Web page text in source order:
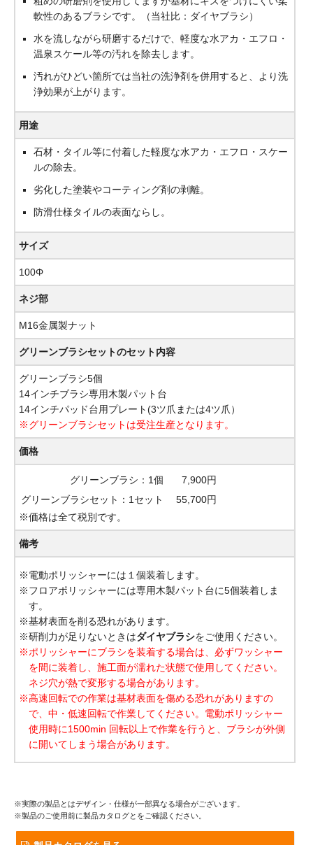
軟性のあるブラシです。（当社比：ダイヤブラシ）
水を流しながら研磨するだけで、軽度な水アカ・エフロ・
温泉スケール等の汚れを除去します。
汚れがひどい箇所では当社の洗浄剤を併用すると、より洗
浄効果が上がります。
用途
石材・タイル等に付着した軽度な水アカ・エフロ・スケー
ルの除去。
劣化した塗装やコーティング剤の剥離。
防滑仕様タイルの表面ならし。
サイズ
100Φ
ネジ部
M16金属製ナット
グリーンブラシセットのセット内容
グリーンブラシ5個
14インチブラシ専用木製パット台
14インチパッド台用プレート(3ツ爪または4ツ爪）
※グリーンブラシセットは受注生産となります。
価格
グリーンブラシ：1個
7,900円
グリーンブラシセット：1セット
55,700円
※価格は全て税別です。
備考
※電動ポリッシャーには１個装着します。
※フロアポリッシャーには専用木製パット台に5個装着しま
す。
※基材表面を削る恐れがあります。
※研削力が足りないときはダイヤブラシをご使用ください。
※ポリッシャーにブラシを装着する場合は、必ずワッシャー
を間に装着し、施工面が濡れた状態で使用してください。
ネジ穴が熱で変形する場合があります。
※高速回転での作業は基材表面を傷める恐れがありますの
で、中・低速回転で作業してください。電動ポリッシャー
使用時に1500min 回転以上で作業を行うと、ブラシが外側
に開いてしまう場合があります。
※実際の製品とはデザイン・仕様が一部異なる場合がございます。
※製品のご使用前に製品カタログとをご確認ください。